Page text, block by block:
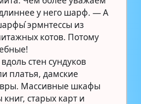
у него шарф. — А
́эрмнтессы из
котов. Потому
стен сундуков
платья, дамские
Массивные шкафы
старых карт и